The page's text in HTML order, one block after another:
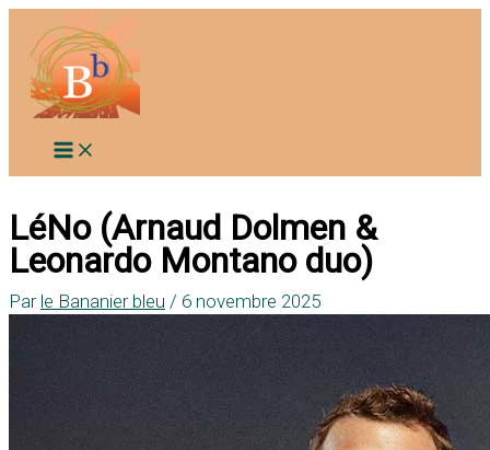
contenu
LéNo (Arnaud Dolmen &
Leonardo Montano duo)
Par le Bananier bleu / 6 novembre 2025